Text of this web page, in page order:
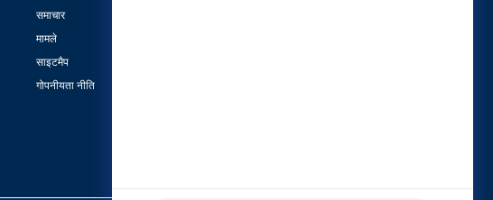
समाचार
मामले
साइटमैप
गोपनीयता नीति